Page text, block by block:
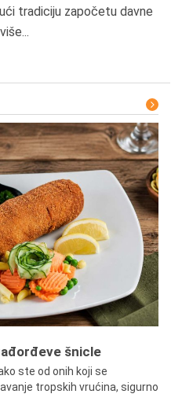
tradiciju započetu davne
šnicle
ste od onih koji se
tropskih vrućina, sigurno